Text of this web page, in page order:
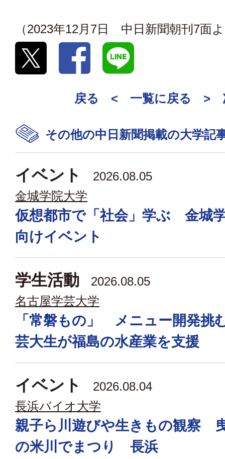
（2023年12月7日 中日新聞朝刊7面
戻る < 一覧に戻る >
その他の中日新聞掲載の大学記
イベント
2026.08.05
金城学院大学
仮想都市で「社会」学ぶ 金城
向けイベント
学生活動
2026.08.05
名古屋学芸大学
「常磐もの」 メニュー開発
芸大生が福島の水産業を支援
イベント
2026.08.04
長浜バイオ大学
親子ら川遊びや生きもの観察
の米川でまつり 長浜